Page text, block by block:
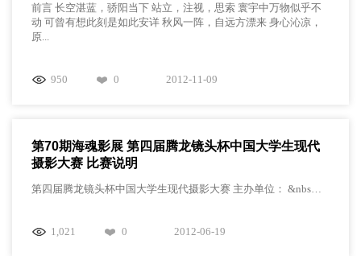
前言 长空湛蓝，骄阳当下 站立，注视，思索 寰宇中万物似乎不
动 可曾有想此刻是如此安详 秋风一阵，自远方漂来 身心沁凉，
原...
950 0 2012-11-09
第70期海魂影展 第四届腾龙镜头杯中国大学生现代
摄影大赛 比赛说明
第四届腾龙镜头杯中国大学生现代摄影大赛 主办单位： &nbs…
1,021 0 2012-06-19